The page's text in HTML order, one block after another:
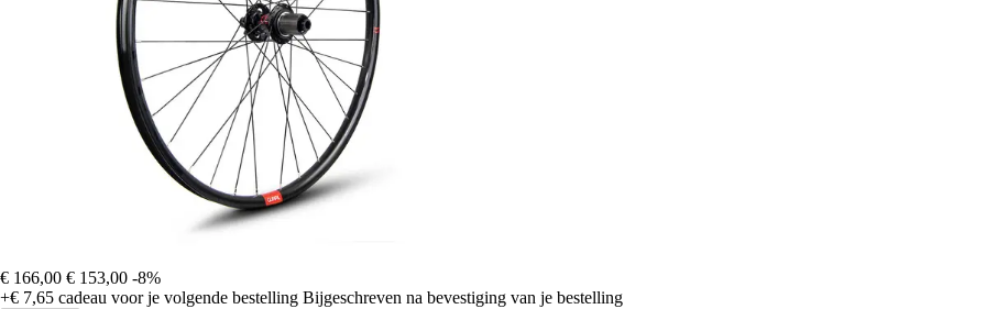
€ 166,00 € 153,00 -8%
+€ 7,65 cadeau voor je volgende bestelling Bijgeschreven na bevestiging van je bestelling